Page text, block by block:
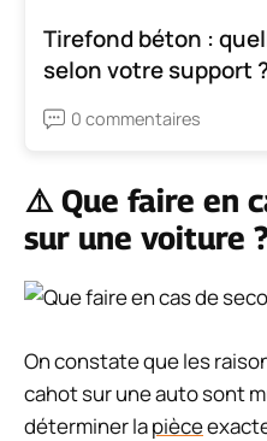
Tirefond béton :
selon votre support
0 commentaires
⚠️ Que faire en
sur une voiture
On constate que les
cahot sur une auto sont
déterminer lapièce